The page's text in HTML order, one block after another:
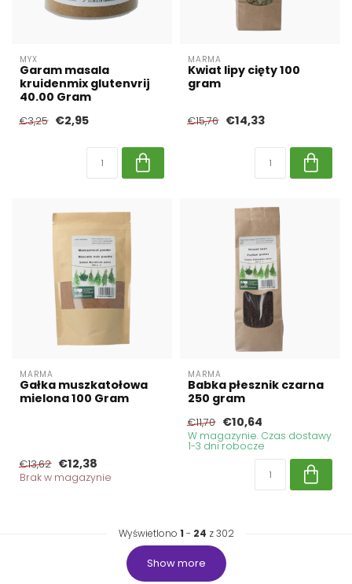
MYX
Garam masala
kruidenmix glutenvrij
40.00 Gram
€3,25 €2,95
MARMA
Kwiat lipy cięty 100
gram
€15,76 €14,33
MARMA
Gałka muszkatołowa
mielona 100 Gram
€13,62 €12,38
Brak w magazynie
MARMA
Babka płesznik czarna
250 gram
€11,70 €10,64
W magazynie. Czas dostawy
1-3 dni robocze
Wyświetlono 1 - 24 z 302
Show more